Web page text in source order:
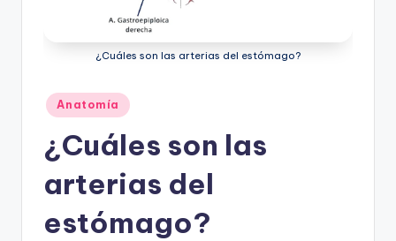
¿Cuáles son las arterias del estómago?
Publicado
en
Anatomía
¿Cuáles son las
arterias del
estómago?